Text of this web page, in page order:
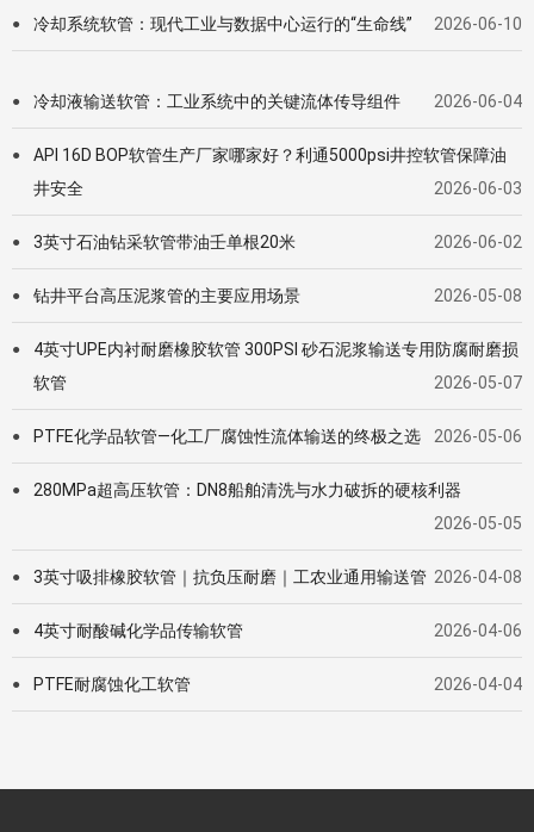
● 冷却系统软管：现代工业与数据中心运行的“生命线” 2026-06-10
● 冷却液输送软管：工业系统中的关键流体传导组件 2026-06-04
●
API 16D BOP软管生产厂家哪家好？利通5000psi井控软管保障油
井安全
2026-06-03
● 3英寸石油钻采软管带油壬单根20米 2026-06-02
● 钻井平台高压泥浆管的主要应用场景 2026-05-08
●
4英寸UPE内衬耐磨橡胶软管 300PSI 砂石泥浆输送专用防腐耐磨损
软管
2026-05-07
● PTFE化学品软管—化工厂腐蚀性流体输送的终极之选 2026-05-06
●
280MPa超高压软管：DN8船舶清洗与水力破拆的硬核利器
2026-05-05
● 3英寸吸排橡胶软管｜抗负压耐磨｜工农业通用输送管 2026-04-08
● 4英寸耐酸碱化学品传输软管 2026-04-06
● PTFE耐腐蚀化工软管 2026-04-04